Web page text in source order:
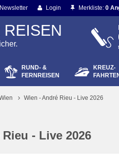
Newsletter Login
Passwort vergessen?
Merkliste: 0
RUND- &
FERNREISEN
KREUZ-
Wien - André Rieu - Live 2026
- Live 2026